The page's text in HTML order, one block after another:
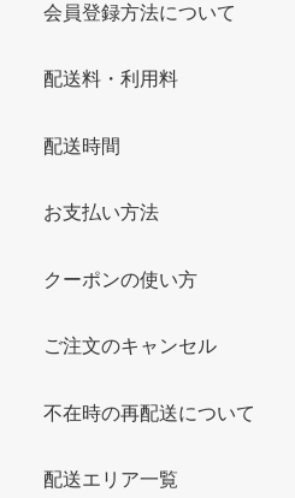
会員登録方法について
配送料・利用料
配送時間
お支払い方法
クーポンの使い方
ご注文のキャンセル
不在時の再配送について
配送エリア一覧